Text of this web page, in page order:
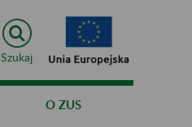
Szukaj
O ZUS